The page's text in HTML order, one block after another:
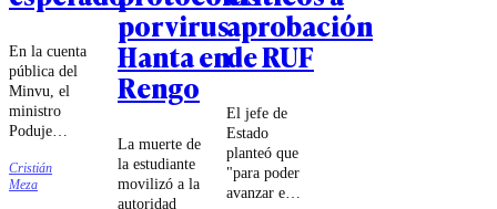
En la cuenta
pública del
Minvu, el
ministro
Poduje
la
recuperación
Cristián
Meza
por virus
Hanta en
Rengo
La muerte de
la estudiante
movilizó a la
autoridad
aprobación
de RUF
El jefe de
Estado
planteó que
"para poder
avanzar en